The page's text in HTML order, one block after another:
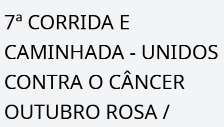
7ª CORRIDA E
CAMINHADA - UNIDOS
CONTRA O CÂNCER
OUTUBRO ROSA /